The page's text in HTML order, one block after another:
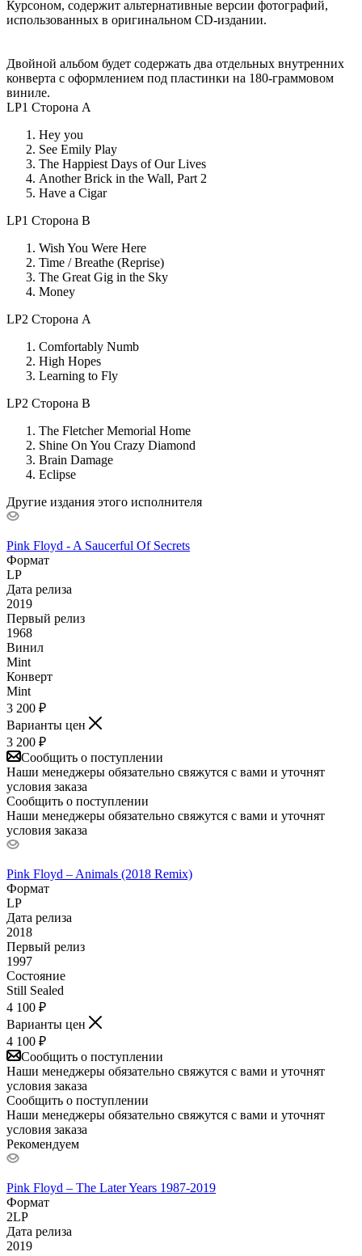
Курсоном, содержит альтернативные версии фотографий,
использованных в оригинальном CD-издании.
Двойной альбом будет содержать два отдельных внутренних
конверта с оформлением под пластинки на 180-граммовом
виниле.
LP1 Сторона A
Hey you
See Emily Play
The Happiest Days of Our Lives
Another Brick in the Wall, Part 2
Have a Cigar
LP1 Сторона B
Wish You Were Here
Time / Breathe (Reprise)
The Great Gig in the Sky
Money
LP2 Сторона A
Comfortably Numb
High Hopes
Learning to Fly
LP2 Сторона B
The Fletcher Memorial Home
Shine On You Crazy Diamond
Brain Damage
Eclipse
Другие издания этого исполнителя
Pink Floyd - A Saucerful Of Secrets
Формат
LP
Дата релиза
2019
Первый релиз
1968
Винил
Mint
Конверт
Mint
3 200 ₽
Варианты цен
3 200 ₽
Сообщить о поступлении
Наши менеджеры обязательно свяжутся с вами и уточнят
условия заказа
Сообщить о поступлении
Наши менеджеры обязательно свяжутся с вами и уточнят
условия заказа
Pink Floyd – Animals (2018 Remix)
Формат
LP
Дата релиза
2018
Первый релиз
1997
Состояние
Still Sealed
4 100 ₽
Варианты цен
4 100 ₽
Сообщить о поступлении
Наши менеджеры обязательно свяжутся с вами и уточнят
условия заказа
Сообщить о поступлении
Наши менеджеры обязательно свяжутся с вами и уточнят
условия заказа
Рекомендуем
Pink Floyd – The Later Years 1987-2019
Формат
2LP
Дата релиза
2019